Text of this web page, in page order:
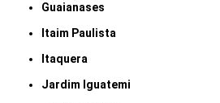
Guaianases
Itaim Paulista
Itaquera
Jardim Iguatemi